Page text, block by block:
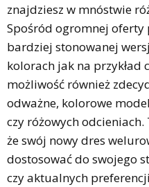
znajdziesz w mnóstwie
Spośród ogromnej
bardziej stonowanej
kolorach jak na przykład
możliwość również
odważne, kolorowe
czy różowych
że swój nowy dres
dostosować do swojego
czy aktualnych